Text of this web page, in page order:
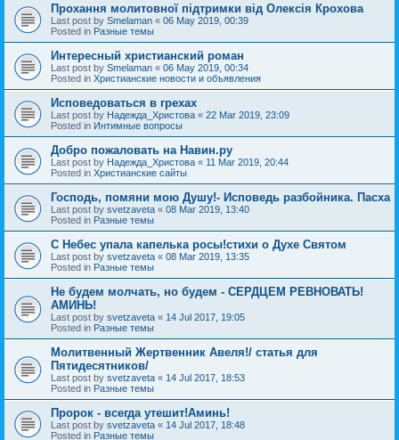
Прохання молитовної підтримки від Олексія Крохова
Last post by Smelaman « 06 May 2019, 00:39
Posted in Разные темы
Интересный христианский роман
Last post by Smelaman « 06 May 2019, 00:34
Posted in Христианские новости и объявления
Исповедоваться в грехах
Last post by Надежда_Христова « 22 Mar 2019, 23:09
Posted in Интимные вопросы
Добро пожаловать на Навин.ру
Last post by Надежда_Христова « 11 Mar 2019, 20:44
Posted in Христианские сайты
Господь, помяни мою Душу!- Исповедь разбойника. Пасха
Last post by svetzaveta « 08 Mar 2019, 13:40
Posted in Разные темы
C Небес упала капелька росы!стихи о Духе Святом
Last post by svetzaveta « 08 Mar 2019, 13:35
Posted in Разные темы
Не будем молчать, но будем - СЕРДЦЕМ РЕВНОВАТЬ!
АМИНЬ!
Last post by svetzaveta « 14 Jul 2017, 19:05
Posted in Разные темы
Молитвенный Жертвенник Авеля!/ статья для
Пятидесятников/
Last post by svetzaveta « 14 Jul 2017, 18:53
Posted in Разные темы
Пророк - всегда утешит!Аминь!
Last post by svetzaveta « 14 Jul 2017, 18:48
Posted in Разные темы